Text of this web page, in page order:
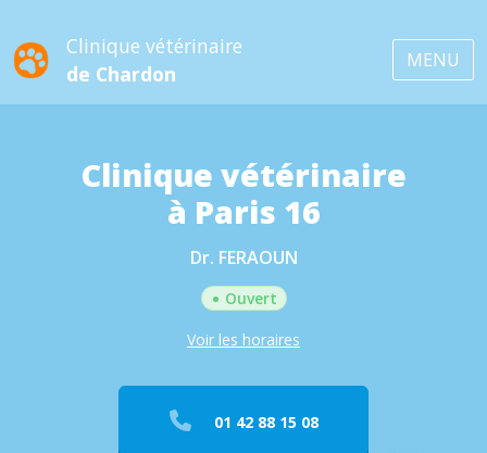
Clinique vétérinaire
de Chardon
MENU
Clinique vétérinaire
à Paris 16
Dr. FERAOUN
• Ouvert
Voir les horaires
01 42 88 15 08